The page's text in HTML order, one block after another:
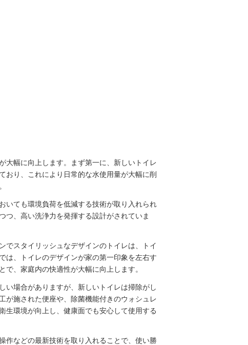
大幅に向上します。まず第一に、新しいトイレ
おり、これにより日常的な水使用量が大幅に削
いても環境負荷を低減する技術が取り入れられ
つ、高い洗浄力を発揮する設計がされていま
でスタイリッシュなデザインのトイレは、トイ
は、トイレのデザインが家の第一印象を左右す
、家庭内の快適性が大幅に向上します。
い場合がありますが、新しいトイレは掃除がし
が施された便座や、除菌機能付きのウォシュレ
生環境が向上し、健康面でも安心して使用する
作などの最新技術を取り入れることで、使い勝